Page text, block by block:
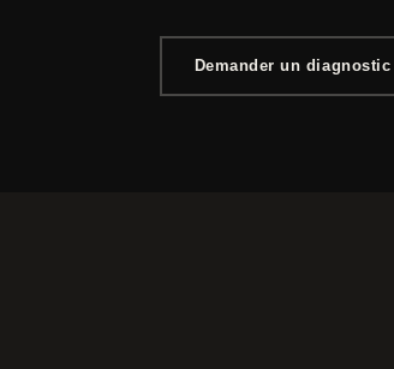
Demander un